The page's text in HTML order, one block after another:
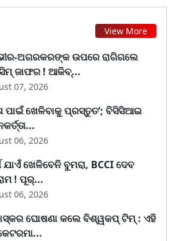
View More
ଅଗରକରଙ୍କ ଉପରେ ରାଗିଗଲେ
ଜାଫର ! ଆକିବ୍...
07, 2026
ପାଇଁ ଖେଳିବାକୁ ପ୍ରସ୍ତୁତ’; ବିସିସିଆଇ
06, 2026
ଯାଏଁ ଖେଳିବେନି ବୁମରା, BCCI ଦେବ
! ପୂର୍...
06, 2026
ଘୋଷଣା କଲେ ବିଶ୍ୱକପ୍ ଟିମ୍ : ଏହି